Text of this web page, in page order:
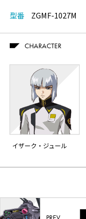
型番 ZGMF-1027M
CHARACTER
イザーク・ジュール